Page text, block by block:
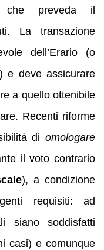
preveda il
La transazione
dell’Erario (o
e deve assicurare
a quello ottenibile
Recenti riforme
di omologare
il voto contrario
), a condizione
requisiti: ad
siano soddisfatti
casi) e comunque